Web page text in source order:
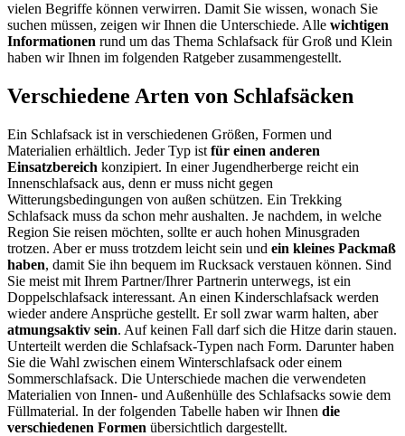
vielen Begriffe können verwirren. Damit Sie wissen, wonach Sie
suchen müssen, zeigen wir Ihnen die Unterschiede. Alle wichtigen
Informationen rund um das Thema Schlafsack für Groß und Klein
haben wir Ihnen im folgenden Ratgeber zusammengestellt.
Verschiedene Arten von Schlafsäcken
Ein Schlafsack ist in verschiedenen Größen, Formen und
Materialien erhältlich. Jeder Typ ist für einen anderen
Einsatzbereich konzipiert. In einer Jugendherberge reicht ein
Innenschlafsack aus, denn er muss nicht gegen
Witterungsbedingungen von außen schützen. Ein Trekking
Schlafsack muss da schon mehr aushalten. Je nachdem, in welche
Region Sie reisen möchten, sollte er auch hohen Minusgraden
trotzen. Aber er muss trotzdem leicht sein und ein kleines Packmaß
haben, damit Sie ihn bequem im Rucksack verstauen können. Sind
Sie meist mit Ihrem Partner/Ihrer Partnerin unterwegs, ist ein
Doppelschlafsack interessant. An einen Kinderschlafsack werden
wieder andere Ansprüche gestellt. Er soll zwar warm halten, aber
atmungsaktiv sein. Auf keinen Fall darf sich die Hitze darin stauen.
Unterteilt werden die Schlafsack-Typen nach Form. Darunter haben
Sie die Wahl zwischen einem Winterschlafsack oder einem
Sommerschlafsack. Die Unterschiede machen die verwendeten
Materialien von Innen- und Außenhülle des Schlafsacks sowie dem
Füllmaterial. In der folgenden Tabelle haben wir Ihnen die
verschiedenen Formen übersichtlich dargestellt.